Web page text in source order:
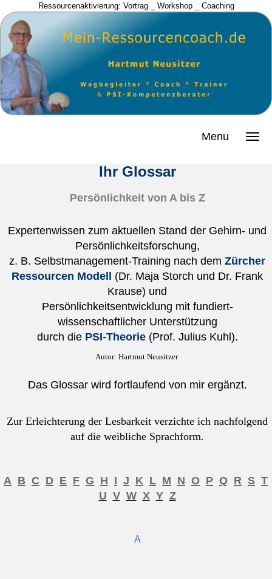
Ressourcenaktivierung: Vortrag _ Workshop _ Coaching
Menu
Ihr Glossar
Persönlichkeit von A bis Z
Expertenwissen zum aktuellen Stand der Gehirn- und
Persönlichkeitsforschung,
z. B. Selbstmanagement-Training nach dem Zürcher
Ressourcen Modell
(Dr. Maja Storch und Dr. Frank
Krause) und
Persönlichkeitsentwicklung mit fundiert-
wissenschaftlicher Unterstützung
durch die PSI-Theorie(Prof. Julius Kuhl).
Autor: Hartmut Neusitzer
Das Glossar wird fortlaufend von mir ergänzt.
Zur Erleichterung der Lesbarkeit verzichte ich nachfolgend
auf die weibliche Sprachform.
A B C D E F G H I J K L M N O P Q R S T
U V W X Y Z
A